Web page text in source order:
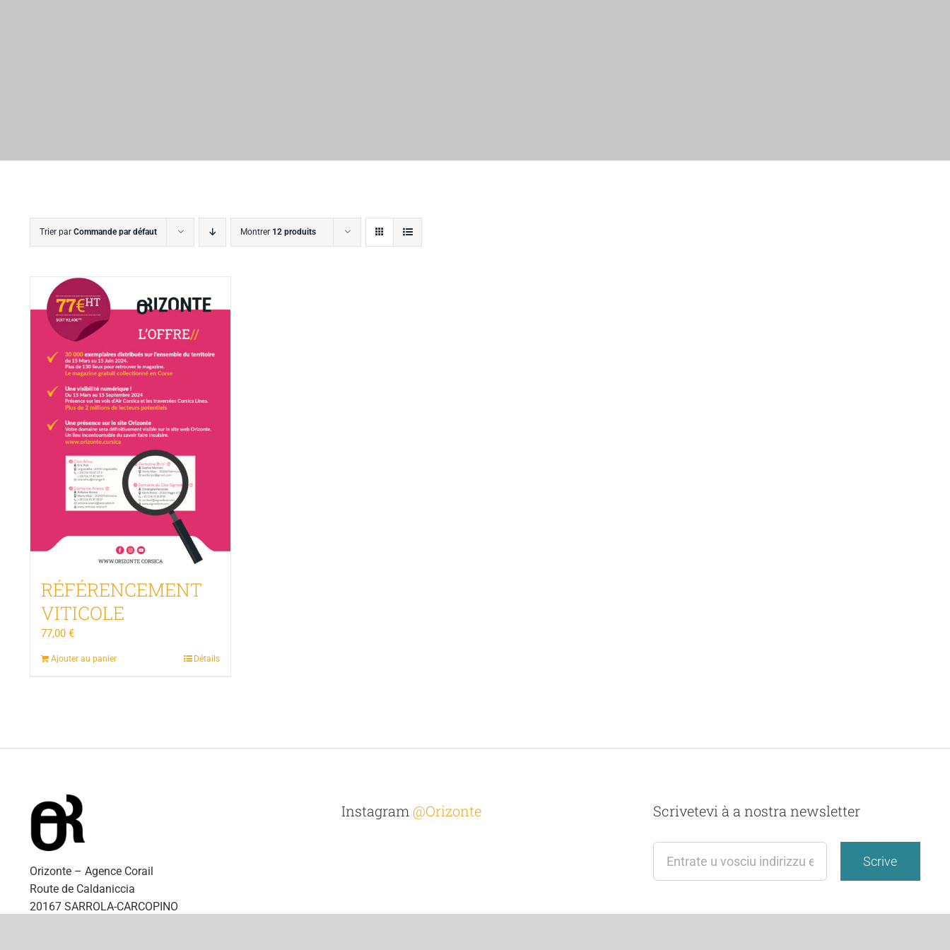
Trier par Commande par défaut Montrer 12 produits
RÉFÉRENCEMENT
VITICOLE
77,00 €
Ajouter au panier Détails
Orizonte – Agence Corail
Route de Caldaniccia
20167 SARROLA-CARCOPINO
Instagram@Orizonte Scrivetevi à a nostra newsletter
Scrive